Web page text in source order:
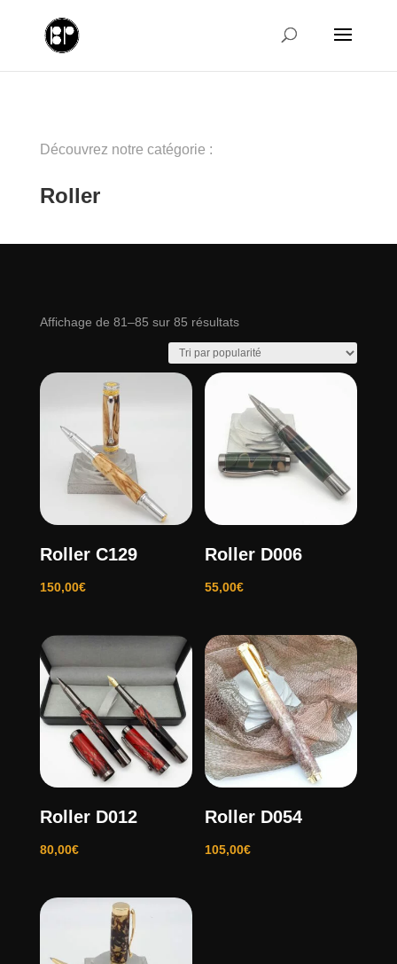
Découvrez notre catégorie :
Roller
Affichage de 81–85 sur 85 résultatsTrié
popularité
Roller C129
150,00€
Roller D006
55,00€
Roller D012
80,00€
Roller D054
105,00€